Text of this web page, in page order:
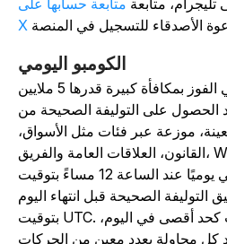
متابعةمتابعة حسابها على
X
الكومبو اليومي
يتيح لك الكومبو اليومي الفوز بمكافأة كبيرة قدرها 5 ملايين
على التوليفة الصحيحة من
موزعة عبر فئات مثل الأسواق،
القانون، العلاقات العامة والفريق، Web3 والتخصصات. يعاد
ضبط الكومبو اليومي يوميًا عند الساعة 12 مساءً بتوقيت UTC،
الصحيحة قبل انتهاء اليوم
بتوقيت UTC. يمكنك محاولة ثلاث توليفات كحد أقصى في اليوم،